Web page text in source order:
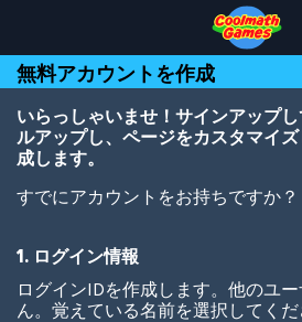
Top
of
Page
Navigation
Main
Content
Footer
ン
コ
ン
移
無料アカウントを作成
いらっしゃいませ！サインアップ
ルアップし、ページをカスタマイ
成します。
すでにアカウントをお持ちですか？
1. ログイン情報
ログインIDを作成します。他のユ
ん。覚えている名前を選択してくだ